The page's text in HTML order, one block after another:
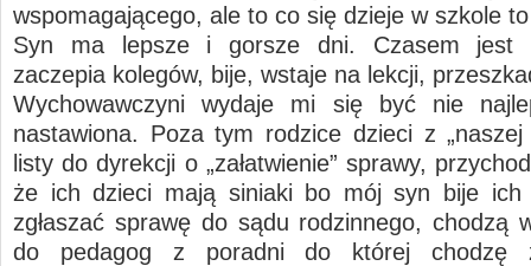
wspomagającego, ale to co się dzieje w szkole
Syn ma lepsze i gorsze dni. Czasem jest
zaczepia kolegów, bije, wstaje na lekcji,
Wychowawczyni wydaje mi się być nie
nastawiona. Poza tym rodzice dzieci z „naszej
listy do dyrekcji o „załatwienie” sprawy,
że ich dzieci mają siniaki bo mój syn bije ich
zgłaszać sprawę do sądu rodzinnego, chodzą
do pedagog z poradni do której chodzę